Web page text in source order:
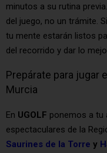
minutos a su rutina
del juego, no un trámite.
tu mente estarán listos
del recorrido y dar lo
Prepárate para jugar
Murcia
En UGOLF ponemos a tu
espectaculares de la
Saurines de la Torre y